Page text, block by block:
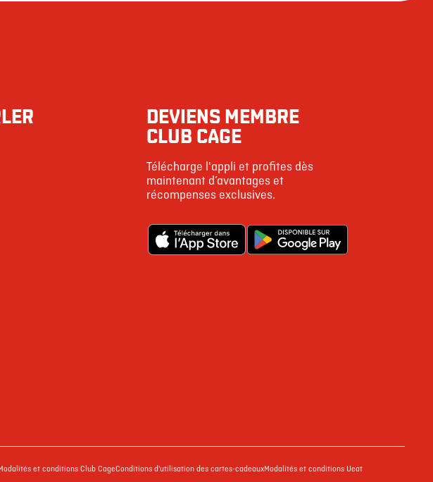
DEVIENS MEMBRE
CLUB CAGE
Télécharge l'appli et profites dès
maintenant d’avantages et
récompenses exclusives.
et conditions Club CageConditions d'utilisation des cartes-cadeauxModalités et conditions Ueat